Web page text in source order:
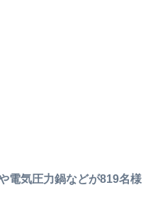
電気圧力鍋などが819名様